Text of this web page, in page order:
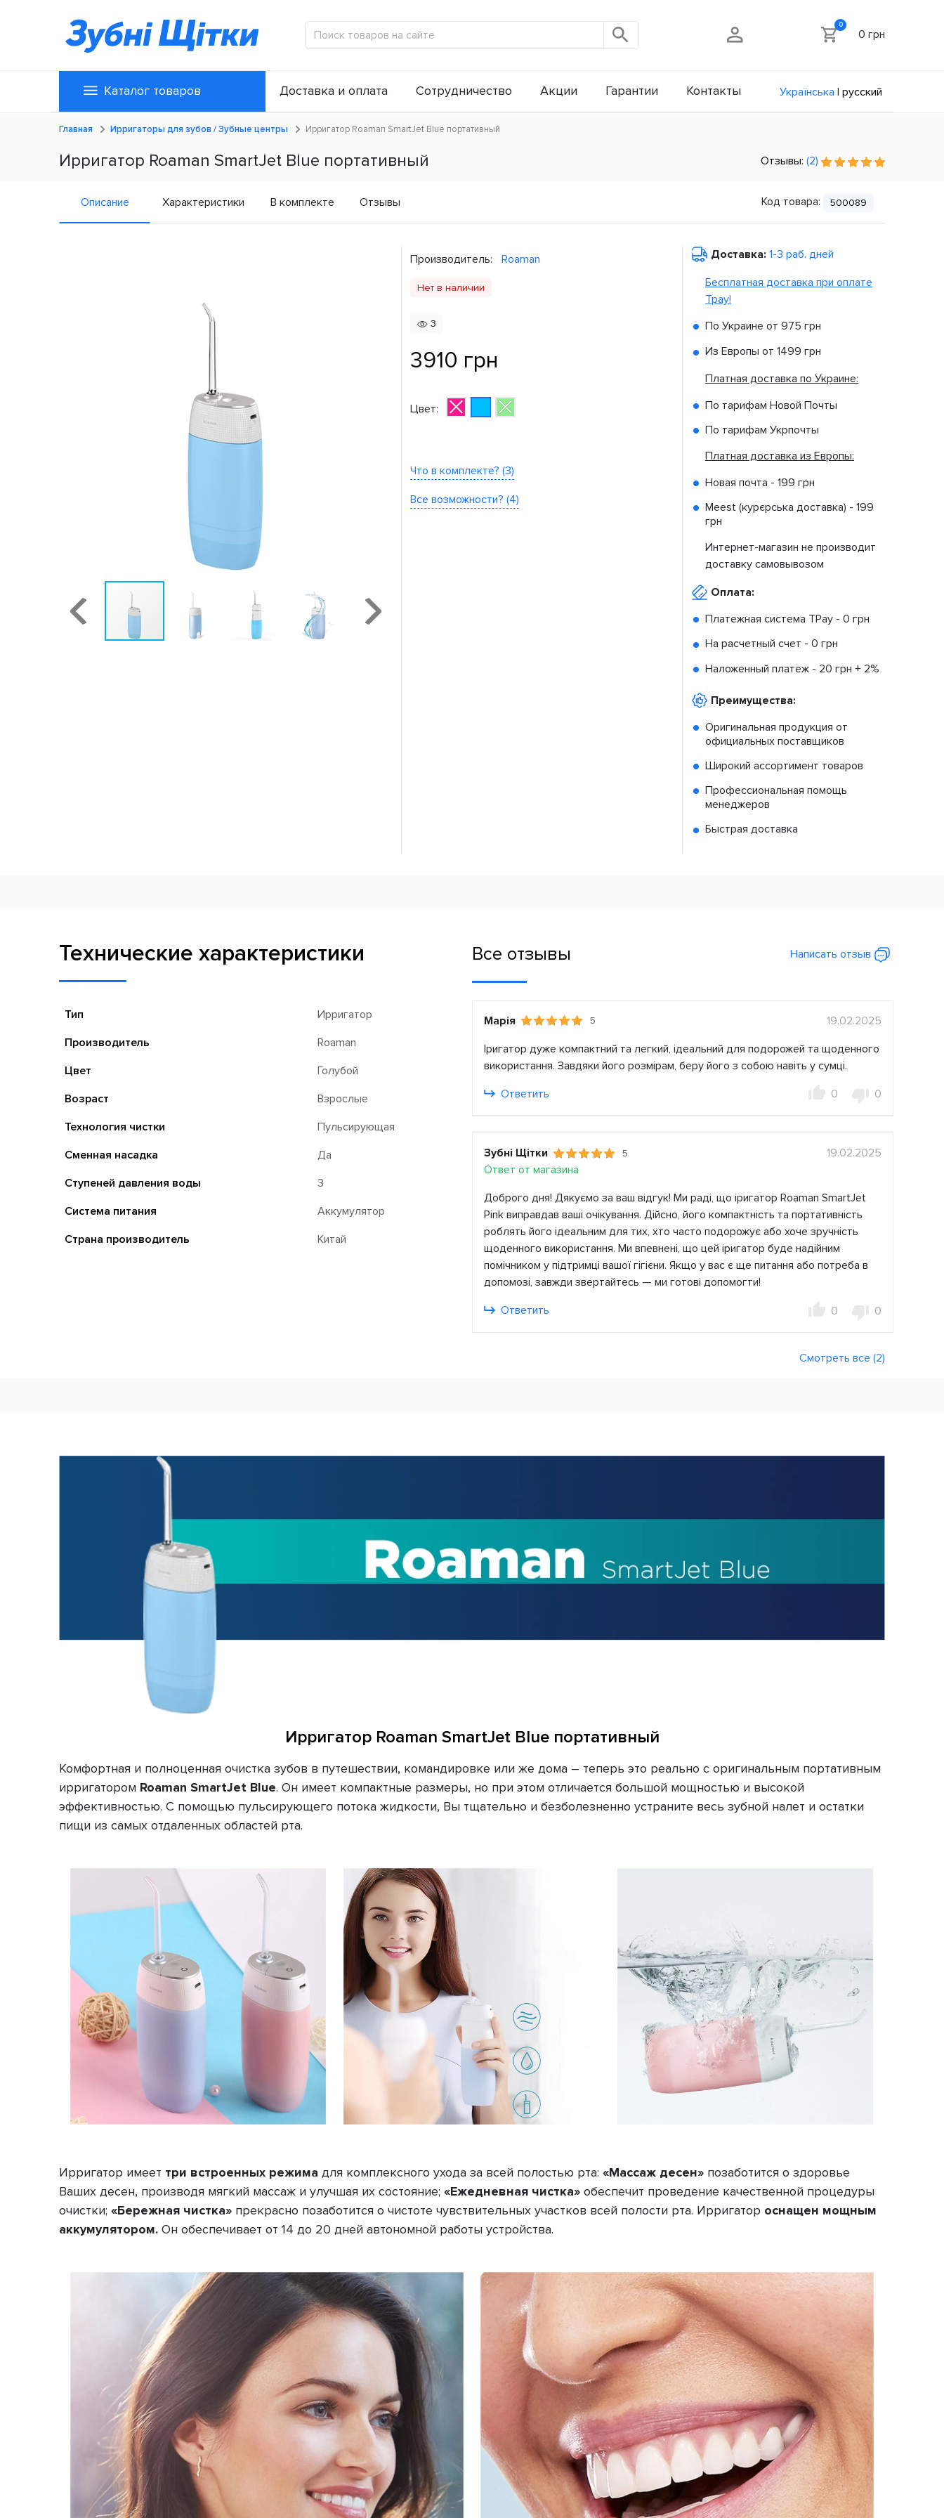
0
0 грн
Каталог товаров Доставка и оплата Сотрудничество Акции Гарантии Контакты Українська | русский
Главная Ирригаторы для зубов / Зубные центры Ирригатор Roaman SmartJet Blue портативный
Ирригатор Roaman SmartJet Blue портативный Отзывы: (2)
Описание Характеристики В комплекте Отзывы Код товара: 500089
Производитель: Roaman
Нет в наличии
3
3910 грн
Цвет:
Что в комплекте? (3)
Все возможности? (4)
Доставка: 1-3 раб. дней
Бесплатная доставка при оплате
Tpay!
По Украине от 975 грн
Из Европы от 1499 грн
Платная доставка по Украине:
По тарифам Новой Почты
По тарифам Укрпочты
Платная доставка из Европы:
Новая почта - 199 грн
Meest (курєрська доставка) - 199
грн
Интернет-магазин не производит
доставку самовывозом
Оплата:
Платежная система TPay - 0 грн
На расчетный счет - 0 грн
Наложенный платеж - 20 грн + 2%
Преимущества:
Оригинальная продукция от
официальных поставщиков
Широкий ассортимент товаров
Профессиональная помощь
менеджеров
Быстрая доставка
Технические характеристики
Тип
Ирригатор
Производитель
Roaman
Цвет
Голубой
Возраст
Взрослые
Технология чистки
Пульсирующая
Сменная насадка
Да
Ступеней давления воды
3
Система питания
Аккумулятор
Страна производитель
Китай
Все отзывы Написать отзыв
Марія 5
19.02.2025
Іригатор дуже компактний та легкий, ідеальний для подорожей та щоденного
використання. Завдяки його розмірам, беру його з собою навіть у сумці.
Ответить
0 0
Зубні Щітки 5
Ответ от магазина
19.02.2025
Доброго дня! Дякуємо за ваш відгук! Ми раді, що іригатор Roaman SmartJet
Pink виправдав ваші очікування. Дійсно, його компактність та портативність
роблять його ідеальним для тих, хто часто подорожує або хоче зручність
щоденного використання. Ми впевнені, що цей іригатор буде надійним
помічником у підтримці вашої гігієни. Якщо у вас є ще питання або потреба в
допомозі, завжди звертайтесь — ми готові допомогти!
Ответить
0 0
Смотреть все (2)
Ирригатор Roaman SmartJet Blue портативный
Комфортная и полноценная очистка зубов в путешествии, командировке или же дома – теперь это реально с оригинальным портативным
ирригатором Roaman SmartJet Blue. Он имеет компактные размеры, но при этом отличается большой мощностью и высокой
эффективностью. С помощью пульсирующего потока жидкости, Вы тщательно и безболезненно устраните весь зубной налет и остатки
пищи из самых отдаленных областей рта.
Ирригатор имеет три встроенных режима для комплексного ухода за всей полостью рта: «Массаж десен» позаботится о здоровье
Ваших десен, производя мягкий массаж и улучшая их состояние; «Ежедневная чистка» обеспечит проведение качественной процедуры
очистки; «Бережная чистка» прекрасно позаботится о чистоте чувствительных участков всей полости рта. Ирригатор оснащен мощным
аккумулятором. Он обеспечивает от 14 до 20 дней автономной работы устройства.